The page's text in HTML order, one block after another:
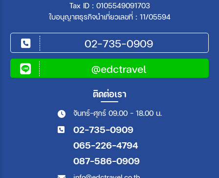
Tax ID : 0105549091703
ใบอนุญาตธุรกิจนำเที่ยวเลขที่ : 11/05594
02-735-0909
@edctravel
ติดต่อเรา
จันทร์-ศุกร์ 09.00 - 18.00 น.
02-735-0909
065-226-4794
087-586-0909